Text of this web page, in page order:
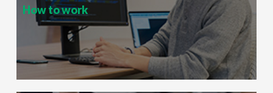
How to work